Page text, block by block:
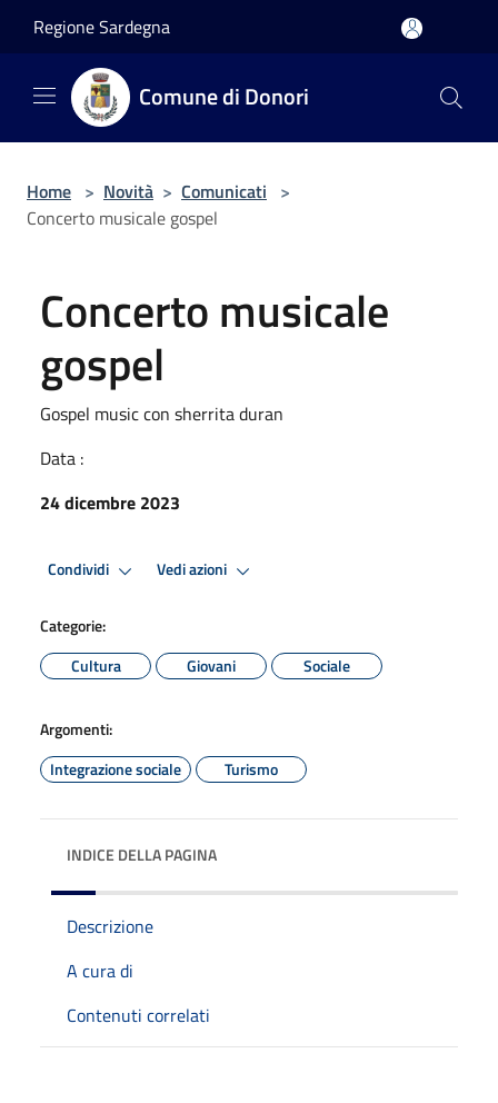
Regione Sardegna
Comune di Donori
Home > Novità > Comunicati >
Concerto musicale gospel
Concerto musicale
gospel
Gospel music con sherrita duran
Data :
24 dicembre 2023
Condividi Vedi azioni
Categorie:
Cultura
Giovani Sociale
Argomenti:
Integrazione sociale
Turismo
INDICE DELLA PAGINA
Descrizione
A cura di
Contenuti correlati